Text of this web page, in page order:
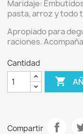
Maridaje:
pasta, arroz y todo
Apropiado para
raciones.
Cantidad

Compartir